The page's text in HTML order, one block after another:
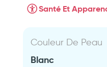
Santé Et
Couleur De Peau
Blanc